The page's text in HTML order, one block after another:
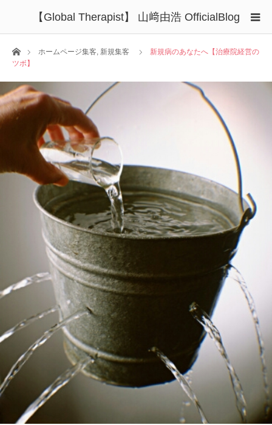
【Global Therapist】 山﨑由浩 OfficialBlog
ホームホームページ集客, 新規集客
新規病のあなたへ【治療院経営の
ツボ】